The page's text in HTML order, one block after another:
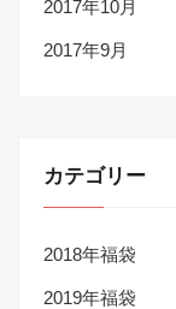
2017年10月
2017年9月
カテゴリー
2018年福袋
2019年福袋